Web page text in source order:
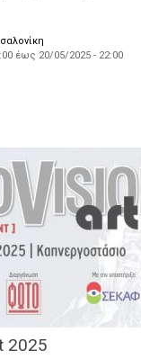
έως 20/05/2025 - 22:00
2025